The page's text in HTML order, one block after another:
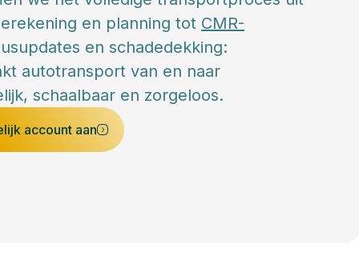
en planning tot CMR-
en schadedekking:
autotransport van en naar
schaalbaar en zorgeloos.
account aan